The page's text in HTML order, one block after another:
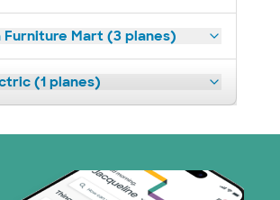
Furniture Mart (3 planes)
(1 planes)